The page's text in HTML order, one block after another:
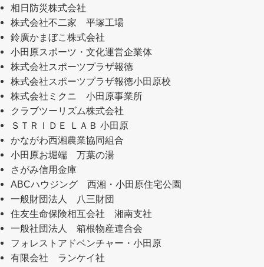
相日防災株式会社
株式会社不二家 平塚工場
鈴廣かまぼこ株式会社
小田原スポーツ・文化運営企業体
株式会社スポーツプラザ報徳
株式会社スポーツプラザ報徳小田原校
株式会社ミクニ 小田原事業所
クラブツーリズム株式会社
ＳＴＲＩＤＥ ＬＡＢ 小田原
かながわ西湘農業協同組合
小田原お堀端 万葉の湯
さがみ信用金庫
ABCハウジング 西湘・小田原住宅公園
一般財団法人 八三財団
住友生命保険相互会社 湘南支社
一般社団法人 箱根物産連合会
フォレストアドベンチャー・小田原
有限会社 ランケイ社